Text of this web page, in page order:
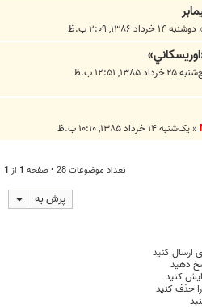
« دوشنبه ۱۴ خرداد ۱۳۸۶, ۲:۰۹ ب.ظ
۱۳۸۵, ۱۲:۵۱ ب.ظ
« یک‌شنبه ۱۴ خرداد ۱۳۸۵, ۱۰:۱۰ ب.ظ
تعداد موضوعات 28 • صفحه 1 از 1
پرش به
ارسال کنید
دهید
کنید
حذف کنید